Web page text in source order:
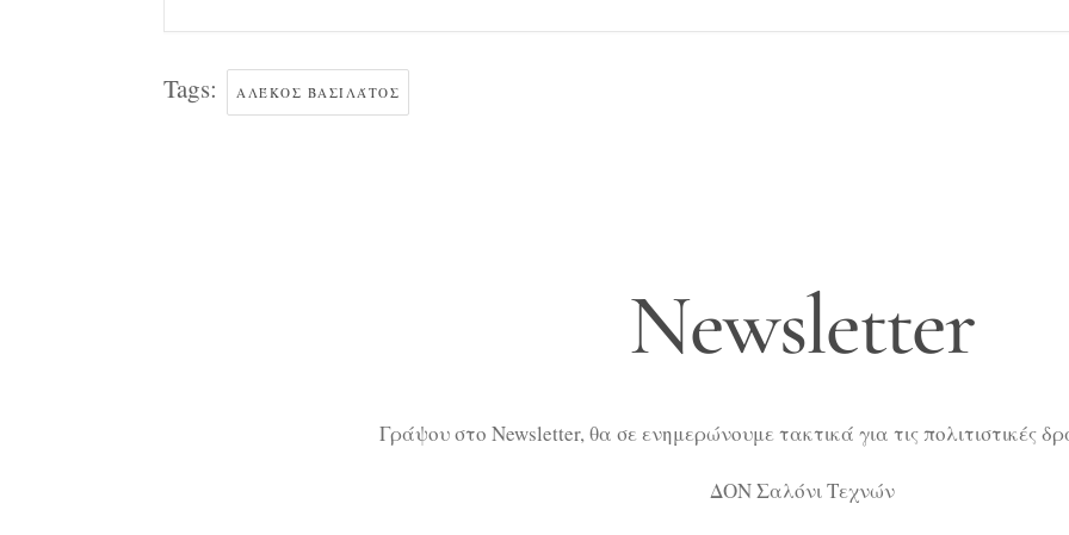
Tags: ΑΛΈΚΟΣ ΒΑΣΙΛΆΤΟΣ
Newsletter
Γράψου στο Newsletter, θα σε ενημερώνουμε τακτικά για τις πολιτιστικές
ΔΟΝ Σαλόνι Τεχνών